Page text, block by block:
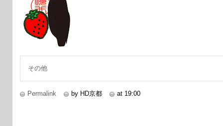
その他
Permalink by HD京都 at 19:00